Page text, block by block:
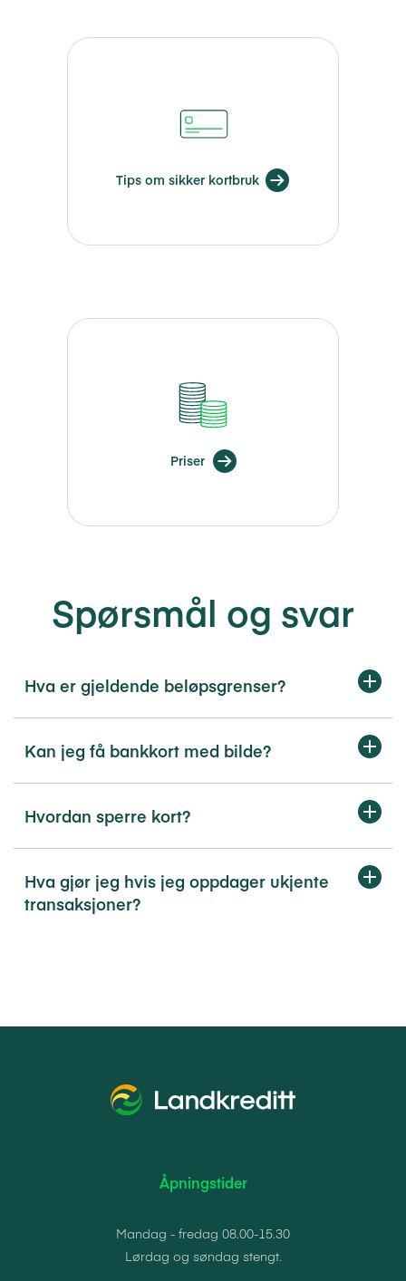
Tips om sikker kortbruk
Priser
Spørsmål og svar
Hva er gjeldende beløpsgrenser?
Kan jeg få bankkort med bilde?
Hvordan sperre kort?
Hva gjør jeg hvis jeg oppdager ukjente
transaksjoner?
Åpningstider
Mandag - fredag 08.00-15.30
Lørdag og søndag stengt.